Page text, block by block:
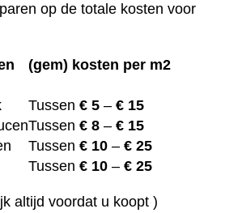
op de totale kosten voor
(gem) kosten per m2
Tussen € 5 – € 15
Tussen € 8 – € 15
Tussen € 10 – € 25
Tussen € 10 – € 25
altijd voordat u koopt )